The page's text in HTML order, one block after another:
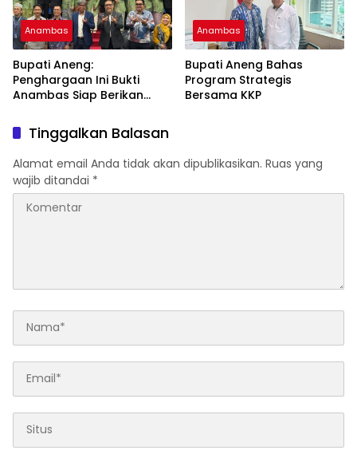
Anambas
Bupati Aneng:
Penghargaan Ini Bukti
Anambas Siap Berikan
Anambas
Bupati Aneng Bahas
Program Strategis
Bersama KKP
Tinggalkan Balasan
Alamat email Anda tidak akan dipublikasikan. Ruas yang
wajib ditandai *